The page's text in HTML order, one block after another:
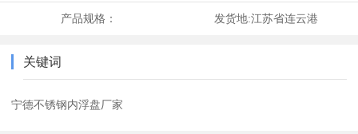
产品规格： 发货地:江苏省连云港
关键词
宁德不锈钢内浮盘厂家